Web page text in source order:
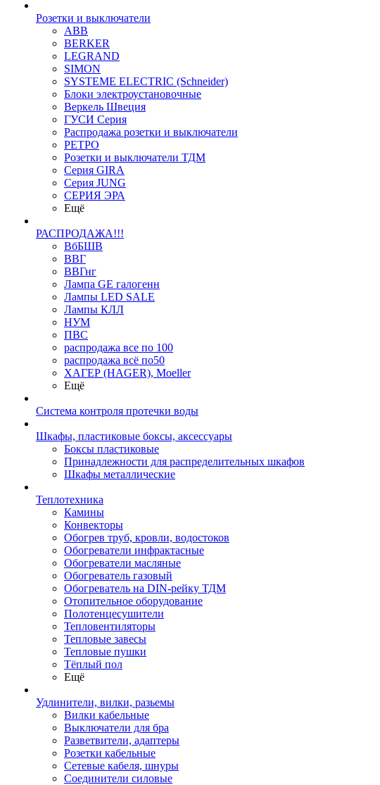
Розетки и выключатели
ABB
BERKER
LEGRAND
SIMON
SYSTEME ELECTRIC (Schneider)
Блоки электроустановочные
Веркель Швеция
ГУСИ Серия
Распродажа розетки и выключатели
РЕТРО
Розетки и выключатели ТДМ
Серия GIRA
Серия JUNG
СЕРИЯ ЭРА
Ещё
РАСПРОДАЖА!!!
ВбБШВ
ВВГ
ВВГнг
Лампа GE галогенн
Лампы LED SALE
Лампы КЛЛ
НУМ
ПВС
распродажа все по 100
распродажа всё по50
ХАГЕР (HAGER), Moeller
Ещё
Система контроля протечки воды
Шкафы, пластиковые боксы, аксессуары
Боксы пластиковые
Принадлежности для распределительных шкафов
Шкафы металлические
Теплотехника
Камины
Конвекторы
Обогрев труб, кровли, водостоков
Обогреватели инфрактасные
Обогреватели масляные
Обогреватель газовый
Обогреватель на DIN-рейку ТДМ
Отопительное оборудование
Полотенцесушители
Тепловентиляторы
Тепловые завесы
Тепловые пушки
Тёплый пол
Ещё
Удлинители, вилки, разьемы
Вилки кабельные
Выключатели для бра
Разветвители, адаптеры
Розетки кабельные
Сетевые кабеля, шнуры
Соединители силовые